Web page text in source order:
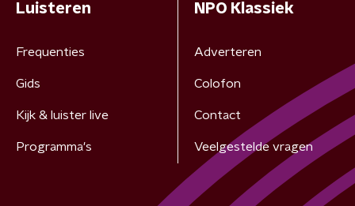
Luisteren
Frequenties
Gids
Kijk & luister live
Programma's
NPO Klassiek
Adverteren
Colofon
Contact
Veelgestelde vragen